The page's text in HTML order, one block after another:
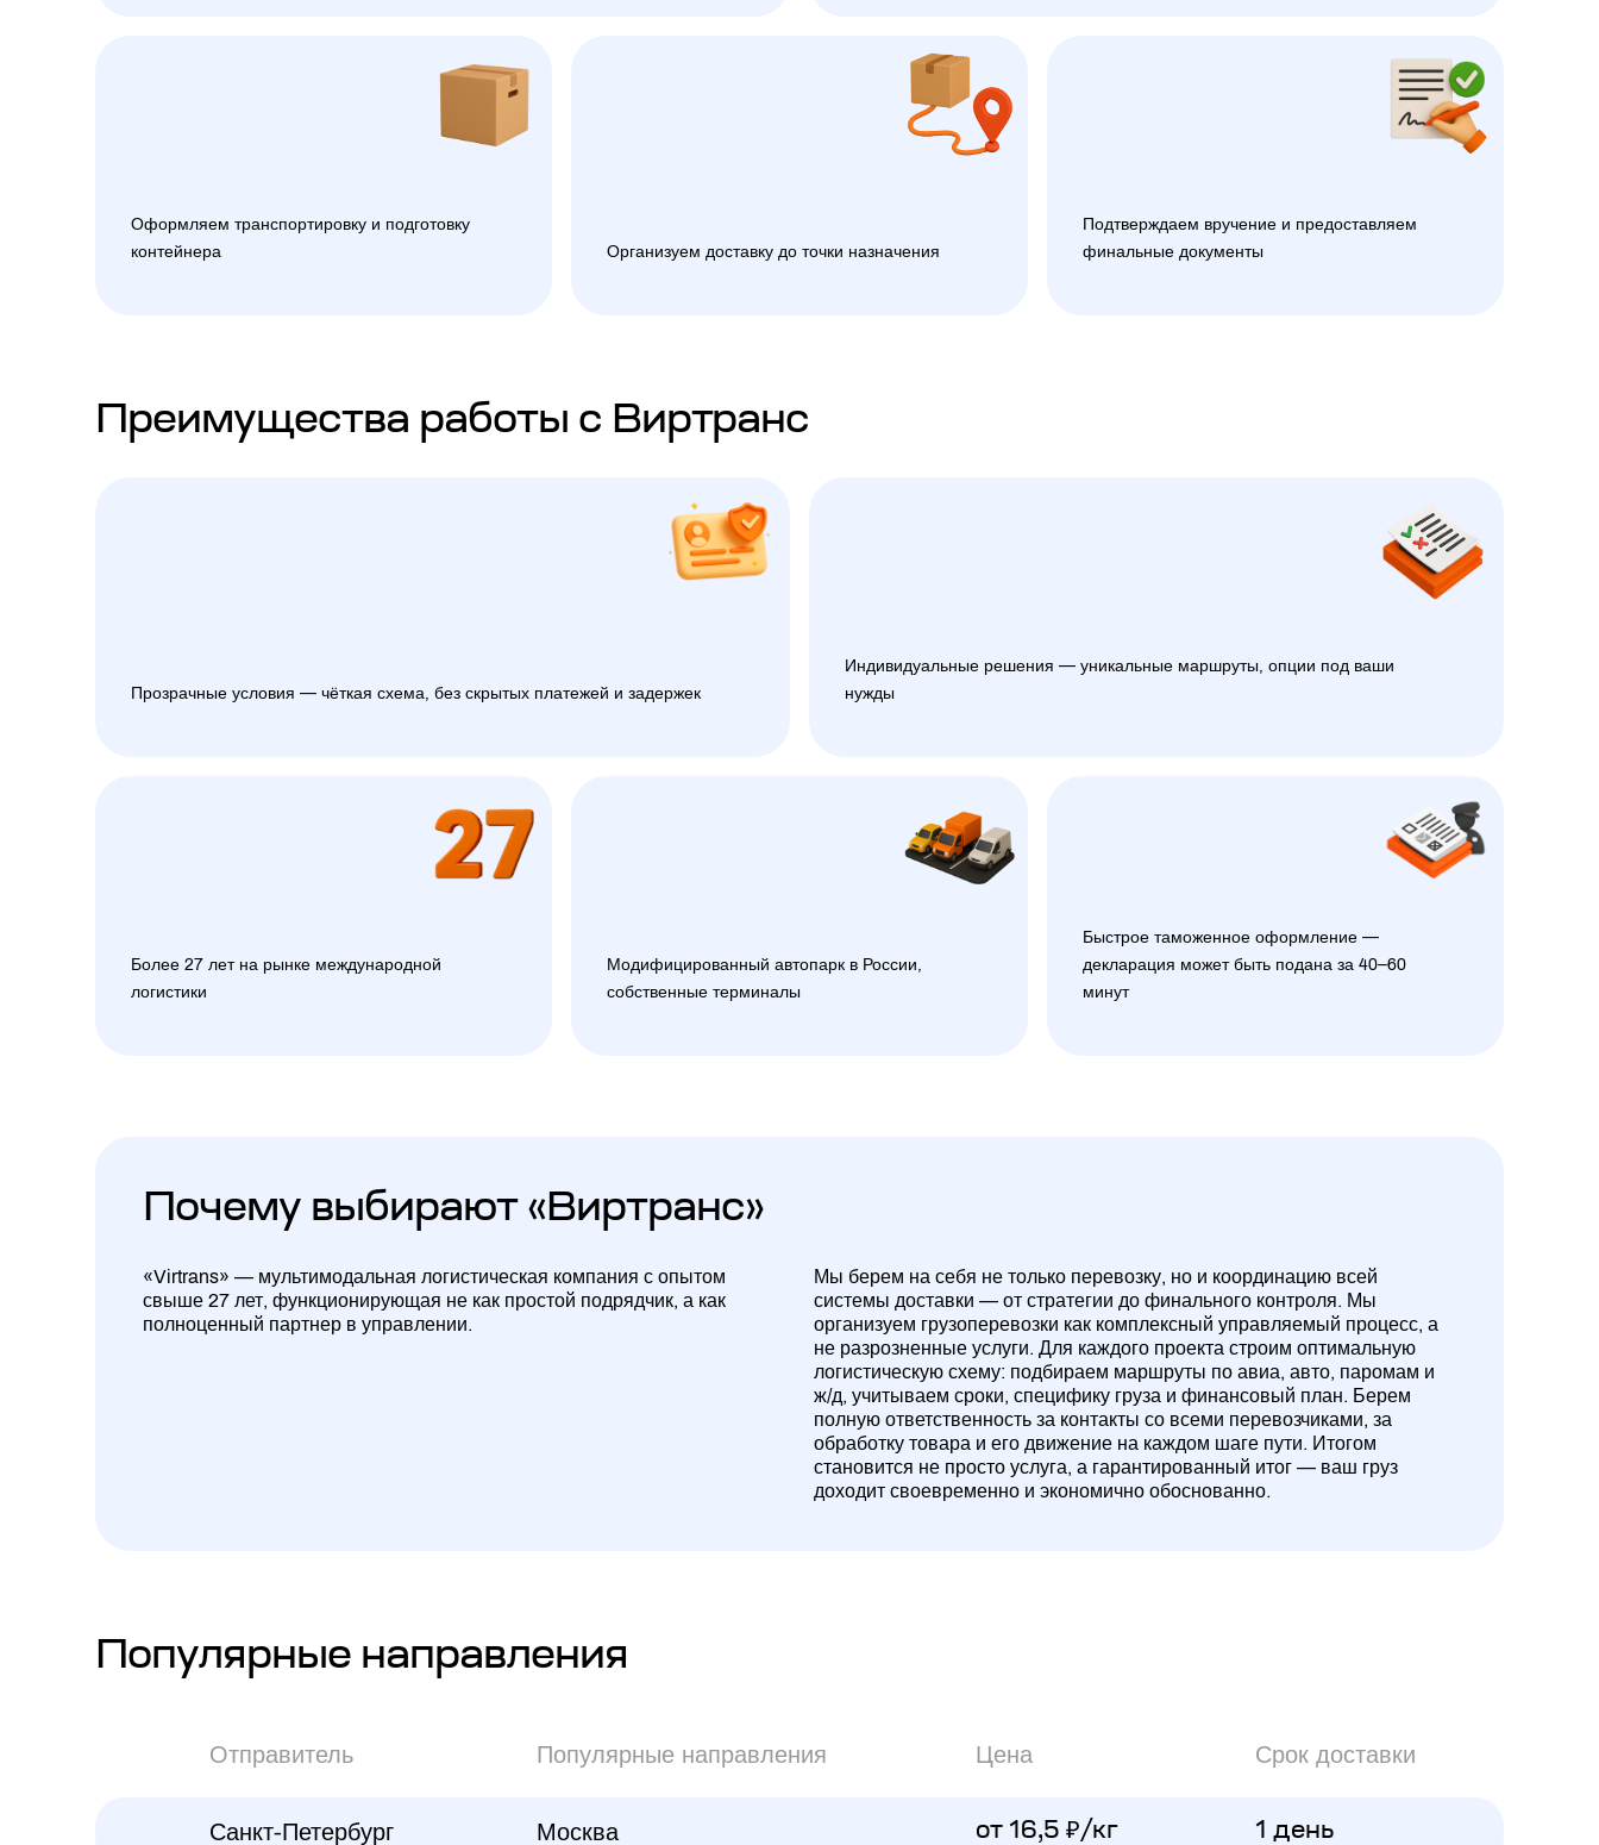
Оформляем транспортировку и подготовку
контейнера
Организуем доставку до точки назначения
Подтверждаем вручение и предоставляем
финальные документы
Преимущества работы с Виртранс
Прозрачные условия — чёткая схема, без скрытых платежей и задержек
Индивидуальные решения — уникальные маршруты, опции под ваши
нужды
Более 27 лет на рынке международной
логистики
Модифицированный автопарк в России,
собственные терминалы
Быстрое таможенное оформление —
декларация может быть подана за 40–60
минут
Почему выбирают «Виртранс»
«Virtrans» — мультимодальная логистическая компания с опытом
свыше 27 лет, функционирующая не как простой подрядчик, а как
полноценный партнер в управлении.
Мы берем на себя не только перевозку, но и координацию всей
системы доставки — от стратегии до финального контроля. Мы
организуем грузоперевозки как комплексный управляемый процесс, а
не разрозненные услуги. Для каждого проекта строим оптимальную
логистическую схему: подбираем маршруты по авиа, авто, паромам и
ж/д, учитываем сроки, специфику груза и финансовый план. Берем
полную ответственность за контакты со всеми перевозчиками, за
обработку товара и его движение на каждом шаге пути. Итогом
становится не просто услуга, а гарантированный итог — ваш груз
доходит своевременно и экономично обоснованно.
Популярные направления
Отправитель Популярные направления Цена Срок доставки
Санкт-Петербург Москва от 16,5 ₽/кг 1 день